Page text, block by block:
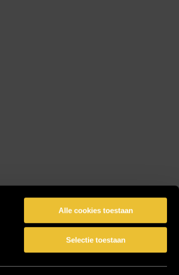
Alle cookies toestaan
Selectie toestaan
facebookpinterestlinkedininstagram